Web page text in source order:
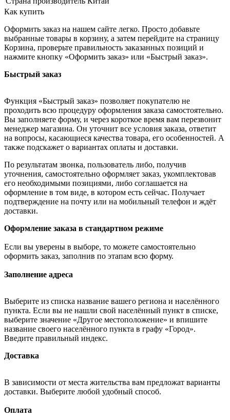
Как купить
Оформить заказ на нашем сайте легко. Просто добавьте
выбранные товары в корзину, а затем перейдите на страницу
Корзина, проверьте правильность заказанных позиций и
нажмите кнопку «Оформить заказ» или «Быстрый заказ».
Быстрый заказ
Функция «Быстрый заказ» позволяет покупателю не
проходить всю процедуру оформления заказа самостоятельно.
Вы заполняете форму, и через короткое время вам перезвонит
менеджер магазина. Он уточнит все условия заказа, ответит
на вопросы, касающиеся качества товара, его особенностей. А
также подскажет о вариантах оплаты и доставки.
По результатам звонка, пользователь либо, получив
уточнения, самостоятельно оформляет заказ, укомплектовав
его необходимыми позициями, либо соглашается на
оформление в том виде, в котором есть сейчас. Получает
подтверждение на почту или на мобильный телефон и ждёт
доставки.
Оформление заказа в стандартном режиме
Если вы уверены в выборе, то можете самостоятельно
оформить заказ, заполнив по этапам всю форму.
Заполнение адреса
Выберите из списка название вашего региона и населённого
пункта. Если вы не нашли свой населённый пункт в списке,
выберите значение «Другое местоположение» и впишите
название своего населённого пункта в графу «Город».
Введите правильный индекс.
Доставка
В зависимости от места жительства вам предложат варианты
доставки. Выберите любой удобный способ.
Оплата